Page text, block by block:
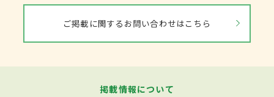
ご掲載に関するお問い合わせはこちら
掲載情報について